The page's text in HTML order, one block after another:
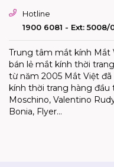
Hotline
1900 6081 - Ext:
Trung tâm mắt kính
bán lẻ mắt kính thời
từ năm 2005 Mắt Việt
kính thời trang hàng đầu
Moschino, Valentino
Bonia, Flyer…